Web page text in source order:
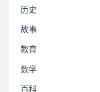
历史
故事
教育
数学
百科